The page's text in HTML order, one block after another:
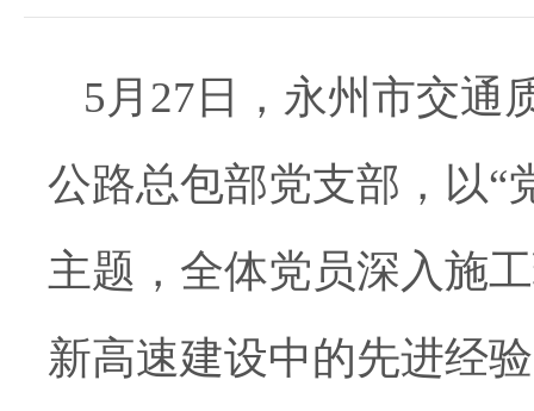
5月27日，永州市交通
公路总包部党支部，以“
主题，全体党员深入施
新高速建设中的先进经